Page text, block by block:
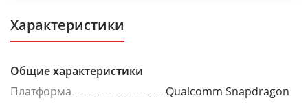
Характеристики
Общие характеристики
Платформа
Qualcomm Snapdragon